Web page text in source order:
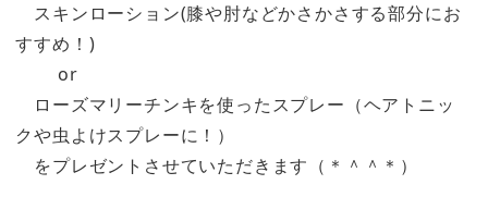
スキンローション(膝や肘などかさかさする部分にお
すすめ！)
or
ローズマリーチンキを使ったスプレー（ヘアトニッ
クや虫よけスプレーに！）
をプレゼントさせていただきます（＊＾＾＊）